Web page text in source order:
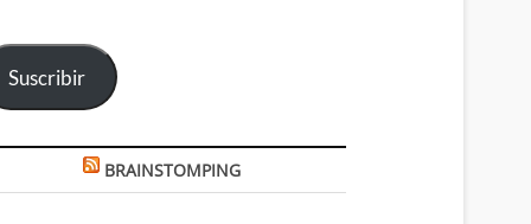
Suscribir
BRAINSTOMPING